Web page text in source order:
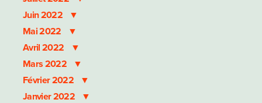
Juin 2022
Mai 2022
Avril 2022
Mars 2022
Février 2022
Janvier 2022